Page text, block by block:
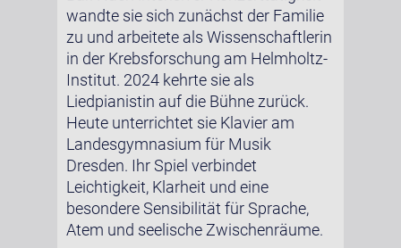
wandte sie sich zunächst der Familie
zu und arbeitete als Wissenschaftlerin
in der Krebsforschung am Helmholtz-
Institut. 2024 kehrte sie als
Liedpianistin auf die Bühne zurück.
Heute unterrichtet sie Klavier am
Landesgymnasium für Musik
Dresden. Ihr Spiel verbindet
Leichtigkeit, Klarheit und eine
besondere Sensibilität für Sprache,
Atem und seelische Zwischenräume.